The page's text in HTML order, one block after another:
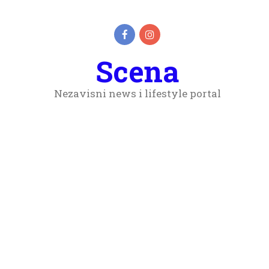
Scena
Nezavisni news i lifestyle portal